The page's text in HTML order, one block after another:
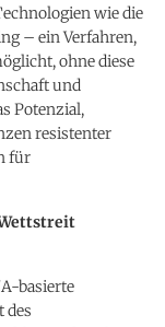
wie die
– ein Verfahren,
ohne diese
und
Potenzial,
resistenter
für
basierte
des